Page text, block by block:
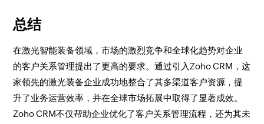
总结
在激光智能装备领域，市场的激烈竞争和全球化趋势对企业
的客户关系管理提出了更高的要求。通过引入Zoho CRM，这
家领先的激光装备企业成功地整合了其多渠道客户资源，提
升了业务运营效率，并在全球市场拓展中取得了显著成效。
Zoho CRM不仅帮助企业优化了客户关系管理流程，还为其未